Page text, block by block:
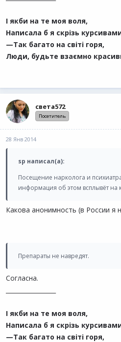
І якби на те моя воля,
Написала б я скрізь
—Так багато на світі горя,
Люди, будьте взаємно
света572
Посетитель
28 Янв 2014
sp написал(а):
Посещение нарколога и
информация об этом всплывёт на
Какова анонимность (в России я
Препараты не навредят.
Cогласна.
І якби на те моя воля,
Написала б я скрізь
—Так багато на світі горя,